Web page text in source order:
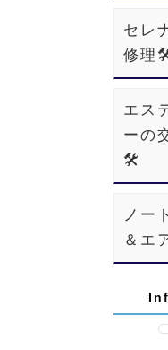
セレ
修理
エス
ーの
🛠️
ノー
＆エ